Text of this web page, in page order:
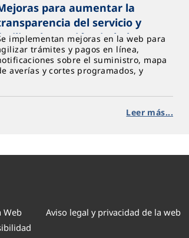
para aumentar la
del servicio y
la gestión ciudadana
implementan mejoras en la web para
trámites y pagos en línea,
sobre el suministro, mapa
averías y cortes programados, y
Leer más...
Web Aviso legal y privacidad de la web